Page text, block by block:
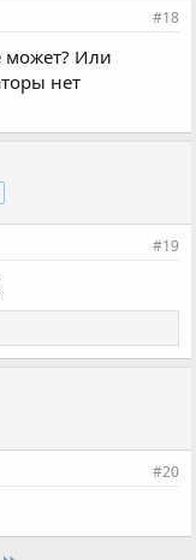
#18
может? Или
нет
#19
#20